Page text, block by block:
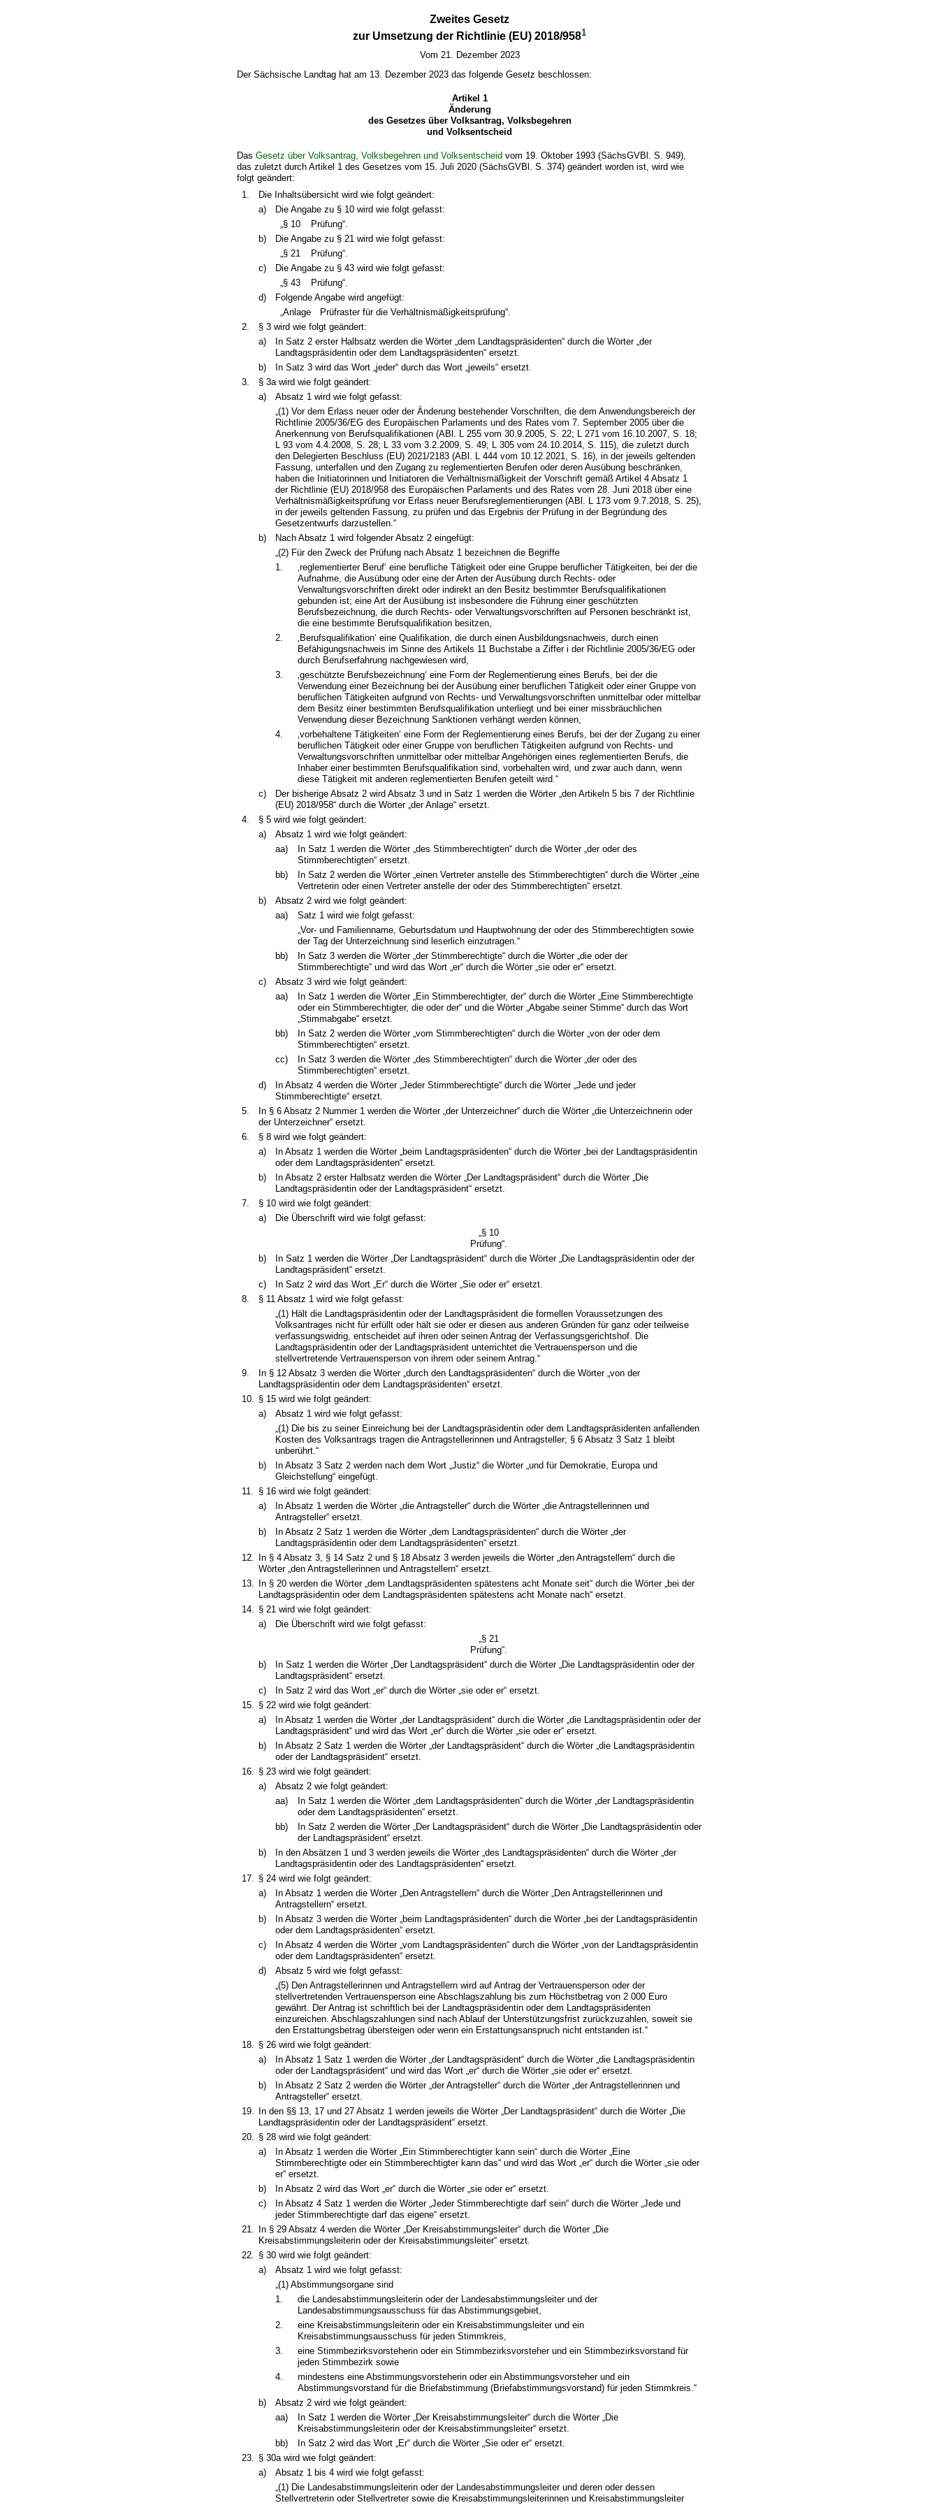
Zweites Gesetz
zur Umsetzung der Richtlinie (EU) 2018/9581
Vom 21. Dezember 2023
Der Sächsische Landtag hat am 13. Dezember 2023 das folgende Gesetz beschlossen:
Artikel 1
Änderung
des Gesetzes über Volksantrag, Volksbegehren
und Volksentscheid
DasGesetz über Volksantrag, Volksbegehren und Volksentscheid vom 19. Oktober 1993 (SächsGVBl. S. 949),
das zuletzt durch Artikel 1 des Gesetzes vom 15. Juli 2020 (SächsGVBl. S. 374) geändert worden ist, wird wie
folgt geändert:
1.
Die Inhaltsübersicht wird wie folgt geändert:
a)
Die Angabe zu § 10 wird wie folgt gefasst:
„§ 10
Prüfung“.
b)
Die Angabe zu § 21 wird wie folgt gefasst:
„§ 21
Prüfung“.
c)
Die Angabe zu § 43 wird wie folgt gefasst:
„§ 43
Prüfung“.
d)
Folgende Angabe wird angefügt:
„Anlage
Prüfraster für die Verhältnismäßigkeitsprüfung“.
2.
§ 3 wird wie folgt geändert:
a)
In Satz 2 erster Halbsatz werden die Wörter „dem Landtagspräsidenten“ durch die Wörter „der
Landtagspräsidentin oder dem Landtagspräsidenten“ ersetzt.
b)
In Satz 3 wird das Wort „jeder“ durch das Wort „jeweils“ ersetzt.
3.
§ 3a wird wie folgt geändert:
a)
Absatz 1 wird wie folgt gefasst:
„(1) Vor dem Erlass neuer oder der Änderung bestehender Vorschriften, die dem Anwendungsbereich der
Richtlinie 2005/36/EG des Europäischen Parlaments und des Rates vom 7. September 2005 über die
Anerkennung von Berufsqualifikationen (ABl. L 255 vom 30.9.2005, S. 22; L 271 vom 16.10.2007, S. 18;
L 93 vom 4.4.2008, S. 28; L 33 vom 3.2.2009, S. 49; L 305 vom 24.10.2014, S. 115), die zuletzt durch
den Delegierten Beschluss (EU) 2021/2183 (ABl. L 444 vom 10.12.2021, S. 16), in der jeweils geltenden
Fassung, unterfallen und den Zugang zu reglementierten Berufen oder deren Ausübung beschränken,
haben die Initiatorinnen und Initiatoren die Verhältnismäßigkeit der Vorschrift gemäß Artikel 4 Absatz 1
der Richtlinie (EU) 2018/958 des Europäischen Parlaments und des Rates vom 28. Juni 2018 über eine
Verhältnismäßigkeitsprüfung vor Erlass neuer Berufsreglementierungen (ABl. L 173 vom 9.7.2018, S. 25),
in der jeweils geltenden Fassung, zu prüfen und das Ergebnis der Prüfung in der Begründung des
Gesetzentwurfs darzustellen.“
b)
Nach Absatz 1 wird folgender Absatz 2 eingefügt:
„(2) Für den Zweck der Prüfung nach Absatz 1 bezeichnen die Begriffe
1.
‚reglementierter Beruf‘ eine berufliche Tätigkeit oder eine Gruppe beruflicher Tätigkeiten, bei der die
Aufnahme, die Ausübung oder eine der Arten der Ausübung durch Rechts- oder
Verwaltungsvorschriften direkt oder indirekt an den Besitz bestimmter Berufsqualifikationen
gebunden ist; eine Art der Ausübung ist insbesondere die Führung einer geschützten
Berufsbezeichnung, die durch Rechts- oder Verwaltungsvorschriften auf Personen beschränkt ist,
die eine bestimmte Berufsqualifikation besitzen,
2.
‚Berufsqualifikation‘ eine Qualifikation, die durch einen Ausbildungsnachweis, durch einen
Befähigungsnachweis im Sinne des Artikels 11 Buchstabe a Ziffer i der Richtlinie 2005/36/EG oder
durch Berufserfahrung nachgewiesen wird,
3.
‚geschützte Berufsbezeichnung‘ eine Form der Reglementierung eines Berufs, bei der die
Verwendung einer Bezeichnung bei der Ausübung einer beruflichen Tätigkeit oder einer Gruppe von
beruflichen Tätigkeiten aufgrund von Rechts- und Verwaltungsvorschriften unmittelbar oder mittelbar
dem Besitz einer bestimmten Berufsqualifikation unterliegt und bei einer missbräuchlichen
Verwendung dieser Bezeichnung Sanktionen verhängt werden können,
4.
‚vorbehaltene Tätigkeiten‘ eine Form der Reglementierung eines Berufs, bei der der Zugang zu einer
beruflichen Tätigkeit oder einer Gruppe von beruflichen Tätigkeiten aufgrund von Rechts- und
Verwaltungsvorschriften unmittelbar oder mittelbar Angehörigen eines reglementierten Berufs, die
Inhaber einer bestimmten Berufsqualifikation sind, vorbehalten wird, und zwar auch dann, wenn
diese Tätigkeit mit anderen reglementierten Berufen geteilt wird.“
c)
Der bisherige Absatz 2 wird Absatz 3 und in Satz 1 werden die Wörter „den Artikeln 5 bis 7 der Richtlinie
(EU) 2018/958“ durch die Wörter „der Anlage“ ersetzt.
4.
§ 5 wird wie folgt geändert:
a)
Absatz 1 wird wie folgt geändert:
aa)
In Satz 1 werden die Wörter „des Stimmberechtigten“ durch die Wörter „der oder des
Stimmberechtigten“ ersetzt.
bb)
In Satz 2 werden die Wörter „einen Vertreter anstelle des Stimmberechtigten“ durch die Wörter „eine
Vertreterin oder einen Vertreter anstelle der oder des Stimmberechtigten“ ersetzt.
b)
Absatz 2 wird wie folgt geändert:
aa)
Satz 1 wird wie folgt gefasst:
„Vor- und Familienname, Geburtsdatum und Hauptwohnung der oder des Stimmberechtigten sowie
der Tag der Unterzeichnung sind leserlich einzutragen.“
bb)
In Satz 3 werden die Wörter „der Stimmberechtigte“ durch die Wörter „die oder der
Stimmberechtigte“ und wird das Wort „er“ durch die Wörter „sie oder er“ ersetzt.
c)
Absatz 3 wird wie folgt geändert:
aa)
In Satz 1 werden die Wörter „Ein Stimmberechtigter, der“ durch die Wörter „Eine Stimmberechtigte
oder ein Stimmberechtigter, die oder der“ und die Wörter „Abgabe seiner Stimme“ durch das Wort
„Stimmabgabe“ ersetzt.
bb)
In Satz 2 werden die Wörter „vom Stimmberechtigten“ durch die Wörter „von der oder dem
Stimmberechtigten“ ersetzt.
cc)
In Satz 3 werden die Wörter „des Stimmberechtigten“ durch die Wörter „der oder des
Stimmberechtigten“ ersetzt.
d)
In Absatz 4 werden die Wörter „Jeder Stimmberechtigte“ durch die Wörter „Jede und jeder
Stimmberechtigte“ ersetzt.
5.
In § 6 Absatz 2 Nummer 1 werden die Wörter „der Unterzeichner“ durch die Wörter „die Unterzeichnerin oder
der Unterzeichner“ ersetzt.
6.
§ 8 wird wie folgt geändert:
a)
In Absatz 1 werden die Wörter „beim Landtagspräsidenten“ durch die Wörter „bei der Landtagspräsidentin
oder dem Landtagspräsidenten“ ersetzt.
b)
In Absatz 2 erster Halbsatz werden die Wörter „Der Landtagspräsident“ durch die Wörter „Die
Landtagspräsidentin oder der Landtagspräsident“ ersetzt.
7.
§ 10 wird wie folgt geändert:
a)
Die Überschrift wird wie folgt gefasst:
„§ 10
Prüfung“.
b)
In Satz 1 werden die Wörter „Der Landtagspräsident“ durch die Wörter „Die Landtagspräsidentin oder der
Landtagspräsident“ ersetzt.
c)
In Satz 2 wird das Wort „Er“ durch die Wörter „Sie oder er“ ersetzt.
8.
§ 11 Absatz 1 wird wie folgt gefasst:
„(1) Hält die Landtagspräsidentin oder der Landtagspräsident die formellen Voraussetzungen des
Volksantrages nicht für erfüllt oder hält sie oder er diesen aus anderen Gründen für ganz oder teilweise
verfassungswidrig, entscheidet auf ihren oder seinen Antrag der Verfassungsgerichtshof. Die
Landtagspräsidentin oder der Landtagspräsident unterrichtet die Vertrauensperson und die
stellvertretende Vertrauensperson von ihrem oder seinem Antrag.“
9.
In § 12 Absatz 3 werden die Wörter „durch den Landtagspräsidenten“ durch die Wörter „von der
Landtagspräsidentin oder dem Landtagspräsidenten“ ersetzt.
10. § 15 wird wie folgt geändert:
a)
Absatz 1 wird wie folgt gefasst:
„(1) Die bis zu seiner Einreichung bei der Landtagspräsidentin oder dem Landtagspräsidenten anfallenden
Kosten des Volksantrags tragen die Antragstellerinnen und Antragsteller; § 6 Absatz 3 Satz 1 bleibt
unberührt.“
b)
In Absatz 3 Satz 2 werden nach dem Wort „Justiz“ die Wörter „und für Demokratie, Europa und
Gleichstellung“ eingefügt.
11. § 16 wird wie folgt geändert:
a)
In Absatz 1 werden die Wörter „die Antragsteller“ durch die Wörter „die Antragstellerinnen und
Antragsteller“ ersetzt.
b)
In Absatz 2 Satz 1 werden die Wörter „dem Landtagspräsidenten“ durch die Wörter „der
Landtagspräsidentin oder dem Landtagspräsidenten“ ersetzt.
12.
In § 4 Absatz 3, § 14 Satz 2 und § 18 Absatz 3 werden jeweils die Wörter „den Antragstellern“ durch die
Wörter „den Antragstellerinnen und Antragstellern“ ersetzt.
13.
In § 20 werden die Wörter „dem Landtagspräsidenten spätestens acht Monate seit“ durch die Wörter „bei der
Landtagspräsidentin oder dem Landtagspräsidenten spätestens acht Monate nach“ ersetzt.
14. § 21 wird wie folgt geändert:
a)
Die Überschrift wird wie folgt gefasst:
„§ 21
Prüfung“.
b)
In Satz 1 werden die Wörter „Der Landtagspräsident“ durch die Wörter „Die Landtagspräsidentin oder der
Landtagspräsident“ ersetzt.
c)
In Satz 2 wird das Wort „er“ durch die Wörter „sie oder er“ ersetzt.
15. § 22 wird wie folgt geändert:
a)
In Absatz 1 werden die Wörter „der Landtagspräsident“ durch die Wörter „die Landtagspräsidentin oder der
Landtagspräsident“ und wird das Wort „er“ durch die Wörter „sie oder er“ ersetzt.
b)
In Absatz 2 Satz 1 werden die Wörter „der Landtagspräsident“ durch die Wörter „die Landtagspräsidentin
oder der Landtagspräsident“ ersetzt.
16. § 23 wird wie folgt geändert:
a)
Absatz 2 wie folgt geändert:
aa)
In Satz 1 werden die Wörter „dem Landtagspräsidenten“ durch die Wörter „der Landtagspräsidentin
oder dem Landtagspräsidenten“ ersetzt.
bb)
In Satz 2 werden die Wörter „Der Landtagspräsident“ durch die Wörter „Die Landtagspräsidentin oder
der Landtagspräsident“ ersetzt.
b)
In den Absätzen 1 und 3 werden jeweils die Wörter „des Landtagspräsidenten“ durch die Wörter „der
Landtagspräsidentin oder des Landtagspräsidenten“ ersetzt.
17. § 24 wird wie folgt geändert:
a)
In Absatz 1 werden die Wörter „Den Antragstellern“ durch die Wörter „Den Antragstellerinnen und
Antragstellern“ ersetzt.
b)
In Absatz 3 werden die Wörter „beim Landtagspräsidenten“ durch die Wörter „bei der Landtagspräsidentin
oder dem Landtagspräsidenten“ ersetzt.
c)
In Absatz 4 werden die Wörter „vom Landtagspräsidenten“ durch die Wörter „von der Landtagspräsidentin
oder dem Landtagspräsidenten“ ersetzt.
d)
Absatz 5 wird wie folgt gefasst:
„(5) Den Antragstellerinnen und Antragstellern wird auf Antrag der Vertrauensperson oder der
stellvertretenden Vertrauensperson eine Abschlagszahlung bis zum Höchstbetrag von 2 000 Euro
gewährt. Der Antrag ist schriftlich bei der Landtagspräsidentin oder dem Landtagspräsidenten
einzureichen. Abschlagszahlungen sind nach Ablauf der Unterstützungsfrist zurückzuzahlen, soweit sie
den Erstattungsbetrag übersteigen oder wenn ein Erstattungsanspruch nicht entstanden ist.“
18. § 26 wird wie folgt geändert:
a)
In Absatz 1 Satz 1 werden die Wörter „der Landtagspräsident“ durch die Wörter „die Landtagspräsidentin
oder der Landtagspräsident“ und wird das Wort „er“ durch die Wörter „sie oder er“ ersetzt.
b)
In Absatz 2 Satz 2 werden die Wörter „der Antragsteller“ durch die Wörter „der Antragstellerinnen und
Antragsteller“ ersetzt.
19.
In den §§ 13, 17 und 27 Absatz 1 werden jeweils die Wörter „Der Landtagspräsident“ durch die Wörter „Die
Landtagspräsidentin oder der Landtagspräsident“ ersetzt.
20. § 28 wird wie folgt geändert:
a)
In Absatz 1 werden die Wörter „Ein Stimmberechtigter kann sein“ durch die Wörter „Eine
Stimmberechtigte oder ein Stimmberechtigter kann das“ und wird das Wort „er“ durch die Wörter „sie oder
er“ ersetzt.
b)
In Absatz 2 wird das Wort „er“ durch die Wörter „sie oder er“ ersetzt.
c)
In Absatz 4 Satz 1 werden die Wörter „Jeder Stimmberechtigte darf sein“ durch die Wörter „Jede und
jeder Stimmberechtigte darf das eigene“ ersetzt.
21.
In § 29 Absatz 4 werden die Wörter „Der Kreisabstimmungsleiter“ durch die Wörter „Die
Kreisabstimmungsleiterin oder der Kreisabstimmungsleiter“ ersetzt.
22. § 30 wird wie folgt geändert:
a)
Absatz 1 wird wie folgt gefasst:
„(1) Abstimmungsorgane sind
1.
die Landesabstimmungsleiterin oder der Landesabstimmungsleiter und der
Landesabstimmungsausschuss für das Abstimmungsgebiet,
2.
eine Kreisabstimmungsleiterin oder ein Kreisabstimmungsleiter und ein
Kreisabstimmungsausschuss für jeden Stimmkreis,
3.
eine Stimmbezirksvorsteherin oder ein Stimmbezirksvorsteher und ein Stimmbezirksvorstand für
jeden Stimmbezirk sowie
4.
mindestens eine Abstimmungsvorsteherin oder ein Abstimmungsvorsteher und ein
Abstimmungsvorstand für die Briefabstimmung (Briefabstimmungsvorstand) für jeden Stimmkreis.“
b)
Absatz 2 wird wie folgt geändert:
aa)
In Satz 1 werden die Wörter „Der Kreisabstimmungsleiter“ durch die Wörter „Die
Kreisabstimmungsleiterin oder der Kreisabstimmungsleiter“ ersetzt.
bb)
In Satz 2 wird das Wort „Er“ durch die Wörter „Sie oder er“ ersetzt.
23. § 30a wird wie folgt geändert:
a)
Absatz 1 bis 4 wird wie folgt gefasst:
„(1) Die Landesabstimmungsleiterin oder der Landesabstimmungsleiter und deren oder dessen
Stellvertreterin oder Stellvertreter sowie die Kreisabstimmungsleiterinnen und Kreisabstimmungsleiter